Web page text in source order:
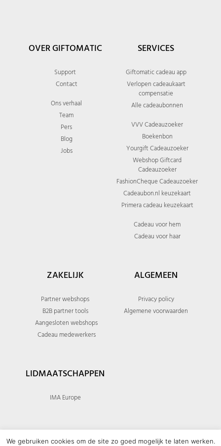
OVER GIFTOMATIC
Support
Contact
Ons verhaal
Team
Pers
Blog
Jobs
SERVICES
Giftomatic cadeau app
Verlopen cadeaukaart
compensatie
Alle cadeaubonnen
VVV Cadeauzoeker
Boekenbon
Yourgift Cadeauzoeker
Webshop Giftcard
Cadeauzoeker
FashionCheque Cadeauzoeker
Cadeaubon.nl keuzekaart
Primera cadeau keuzekaart
Cadeau voor hem
Cadeau voor haar
ZAKELIJK
Partner webshops
B2B partner tools
Aangesloten webshops
Cadeau medewerkers
ALGEMEEN
Privacy policy
Algemene voorwaarden
LIDMAATSCHAPPEN
IMA Europe
We gebruiken cookies om de site zo goed mogelijk te laten werken.